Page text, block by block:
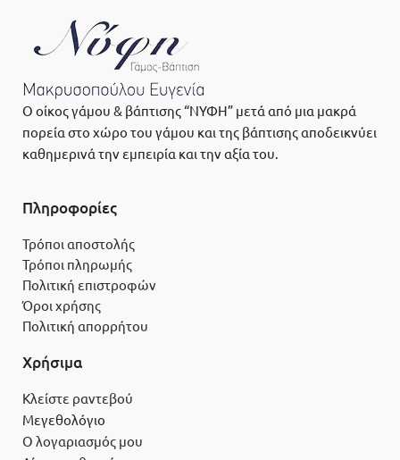
Ο οίκος γάμου & βάπτισης “ΝΥΦΗ” μετά από μια μακρά
πορεία στο χώρο του γάμου και της βάπτισης αποδεικνύει
καθημερινά την εμπειρία και την αξία του.
Πληροφορίες
Τρόποι αποστολής
Τρόποι πληρωμής
Πολιτική επιστροφών
Όροι χρήσης
Πολιτική απορρήτου
Χρήσιμα
Κλείστε ραντεβού
Μεγεθολόγιο
Ο λογαριασμός μου